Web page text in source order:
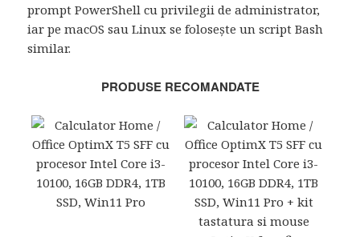
prompt PowerShell cu privilegii de administrator,
iar pe macOS sau Linux se folosește un script Bash
similar.
PRODUSE RECOMANDATE